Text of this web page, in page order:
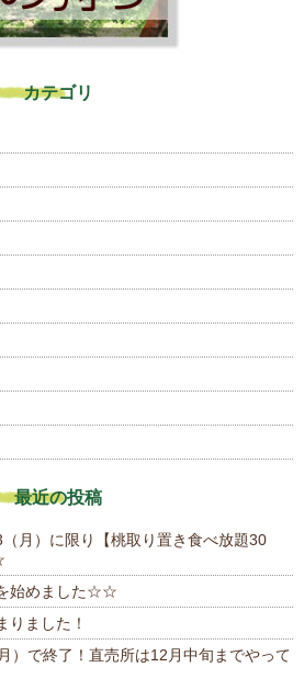
カテゴリ
最近の投稿
月）に限り【桃取り置き食べ放題30
始めました☆☆
りました！
）で終了！直売所は12月中旬までやって